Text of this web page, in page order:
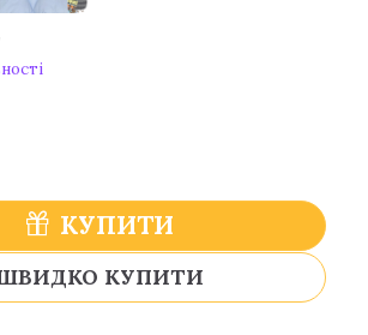
КУПИТИ
КУПИТИ